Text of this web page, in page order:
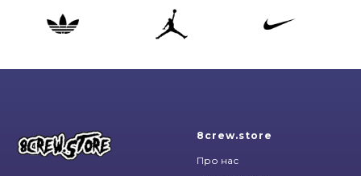
8crew.store
Про нас